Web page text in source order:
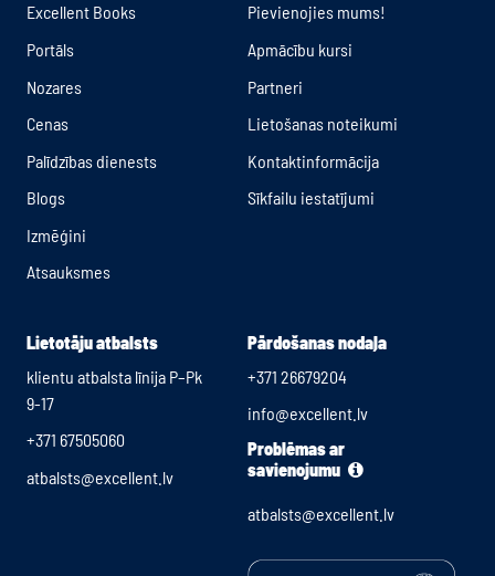
Excellent Books
Portāls
Nozares
Cenas
Palīdzības dienests
Blogs
Izmēģini
Atsauksmes
Pievienojies mums!
Apmācību kursi
Partneri
Lietošanas noteikumi
Kontaktinformācija
Sīkfailu iestatījumi
Lietotāju atbalsts
klientu atbalsta līnija P–Pk
9-17
+371 67505060
atbalsts@excellent.lv
Pārdošanas nodaļa
+371 26679204
info@excellent.lv
Problēmas ar
savienojumu
atbalsts@excellent.lv